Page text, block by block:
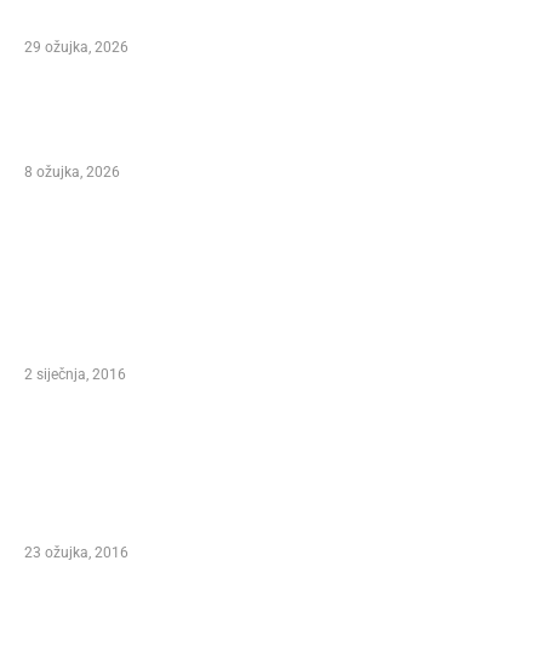
29 ožujka, 2026
8 ožujka, 2026
2 siječnja, 2016
23 ožujka, 2016